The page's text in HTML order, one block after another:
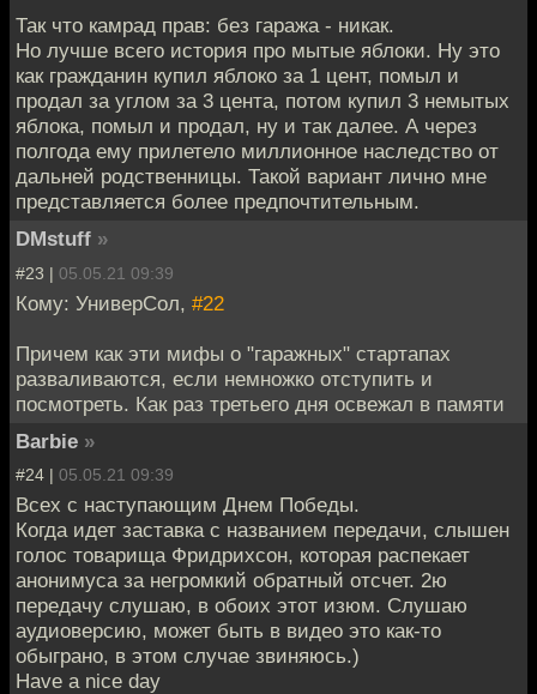
Так что камрад прав: без гаража - никак.
Но лучше всего история про мытые яблоки. Ну это
как гражданин купил яблоко за 1 цент, помыл и
продал за углом за 3 цента, потом купил 3 немытых
яблока, помыл и продал, ну и так далее. А через
полгода ему прилетело миллионное наследство от
дальней родственницы. Такой вариант лично мне
представляется более предпочтительным.
DMstuff »
#23 | 05.05.21 09:39
Кому: УниверСол, #22
Причем как эти мифы о "гаражных" стартапах
разваливаются, если немножко отступить и
посмотреть. Как раз третьего дня освежал в памяти
Barbie »
#24 | 05.05.21 09:39
Всех с наступающим Днем Победы.
Когда идет заставка с названием передачи, слышен
голос товарища Фридрихсон, которая распекает
анонимуса за негромкий обратный отсчет. 2ю
передачу слушаю, в обоих этот изюм. Слушаю
аудиоверсию, может быть в видео это как-то
обыграно, в этом случае звиняюсь.)
Have a nice day